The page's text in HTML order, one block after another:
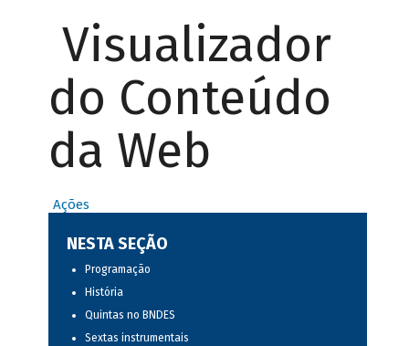
Visualizador
do Conteúdo
da Web
Ações
NESTA SEÇÃO
Programação
História
Quintas no BNDES
Sextas instrumentais